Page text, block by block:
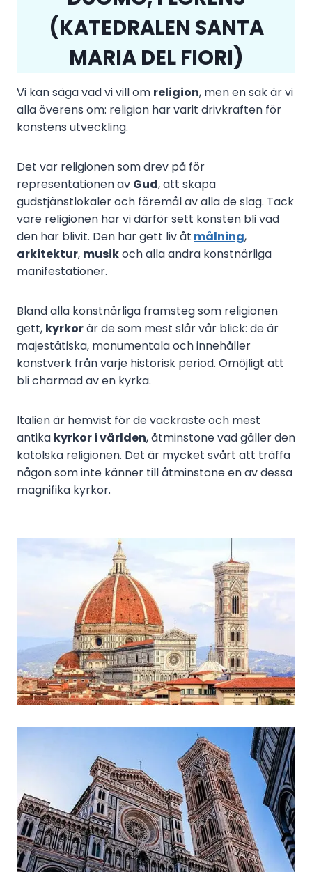
(KATEDRALEN SANTA
MARIA DEL FIORI)
Vi kan säga vad vi vill om religion, men en sak är vi
alla överens om: religion har varit drivkraften för
konstens utveckling.
Det var religionen som drev på för
representationen av Gud, att skapa
gudstjänstlokaler och föremål av alla de slag. Tack
vare religionen har vi därför sett konsten bli vad
den har blivit. Den har gett liv åt målning,
arkitektur, musikoch alla andra konstnärliga
manifestationer.
Bland alla konstnärliga framsteg som religionen
gett, kyrkorär de som mest slår vår blick: de är
majestätiska, monumentala och innehåller
konstverk från varje historisk period. Omöjligt att
bli charmad av en kyrka.
Italien är hemvist för de vackraste och mest
antika kyrkor i världen, åtminstone vad gäller den
katolska religionen. Det är mycket svårt att träffa
någon som inte känner till åtminstone en av dessa
magnifika kyrkor.